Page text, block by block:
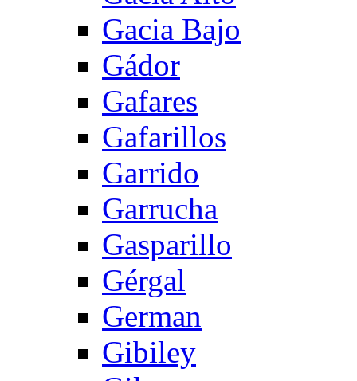
Gacia Bajo
Gádor
Gafares
Gafarillos
Garrido
Garrucha
Gasparillo
Gérgal
German
Gibiley